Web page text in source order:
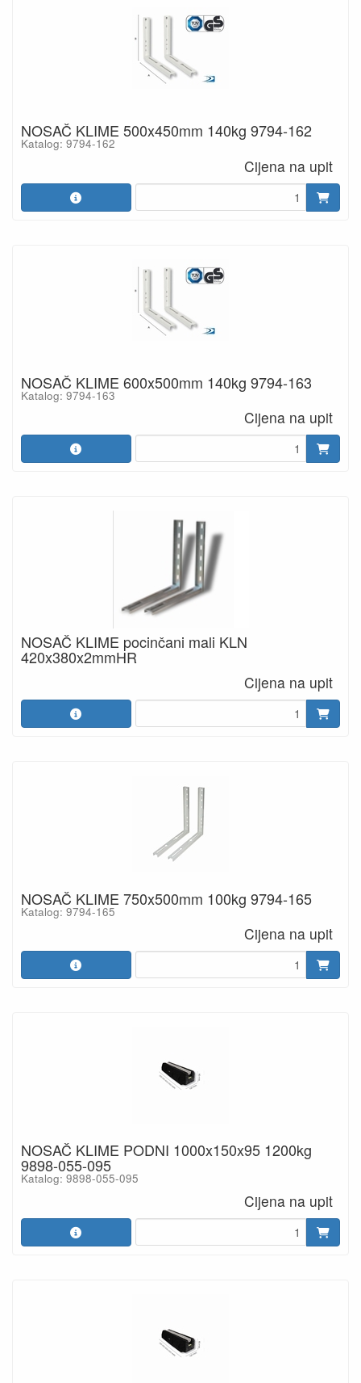
NOSAČ KLIME 500x450mm 140kg 9794-162
Katalog: 9794-162
Cijena na upit
NOSAČ KLIME 600x500mm 140kg 9794-163
Katalog: 9794-163
Cijena na upit
NOSAČ KLIME pocinčani mali KLN
420x380x2mmHR
Cijena na upit
NOSAČ KLIME 750x500mm 100kg 9794-165
Katalog: 9794-165
Cijena na upit
NOSAČ KLIME PODNI 1000x150x95 1200kg
9898-055-095
Katalog: 9898-055-095
Cijena na upit